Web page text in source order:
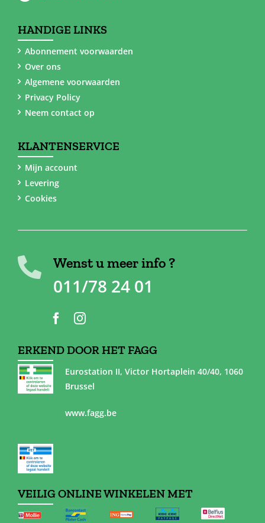
HANDIGE LINKS
Abonnement voorwaarden
Over ons
Algemene voorwaarden
Privacy Policy
Neem contact op
KLANTENSERVICE
Mijn account
Levering
Cookies
Wenst u meer info ?
011/78 24 01
ERKEND DOOR HET FAGG
Eurostation II, Victor Hortaplein 40/40, 1060
Brussel
www.fagg.be
VEILIG ONLINE WINKELEN MET